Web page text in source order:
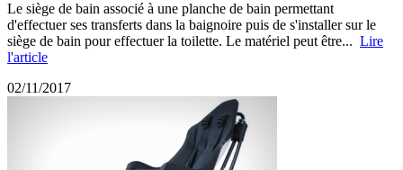
Le siège de bain associé à une planche de bain permettant
d'effectuer ses transferts dans la baignoire puis de s'installer sur le
siège de bain pour effectuer la toilette. Le matériel peut être... Lire
l'article
02/11/2017